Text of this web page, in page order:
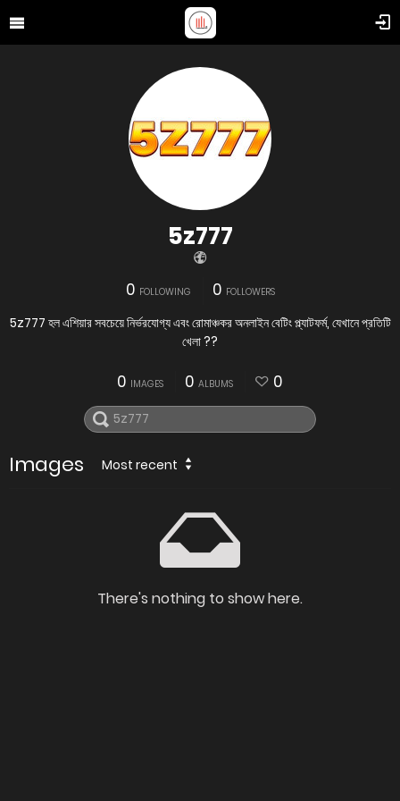
5z777
0 FOLLOWING 0 FOLLOWERS
5z777 হল এশিয়ার সবচেয়ে নির্ভরযোগ্য এবং রোমাঞ্চকর অনলাইন বেটিং প্ল্যাটফর্ম, যেখানে প্রতিটি
খেলা ??
0 IMAGES 0 ALBUMS 0
Images Most recent
There's nothing to show here.